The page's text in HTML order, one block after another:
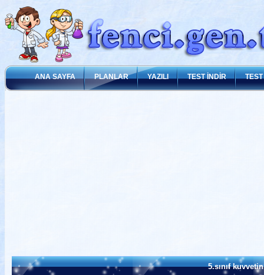
ANA SAYFA PLANLAR YAZILI TEST İNDİR
5.sınıf